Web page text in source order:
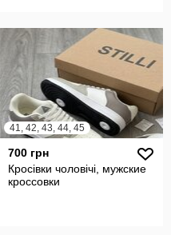
41, 42, 43, 44, 45
700 грн
Кросівки чоловічі, мужские
кроссовки